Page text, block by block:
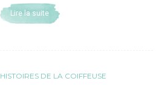
Lire la suite
DE LA COIFFEUSE